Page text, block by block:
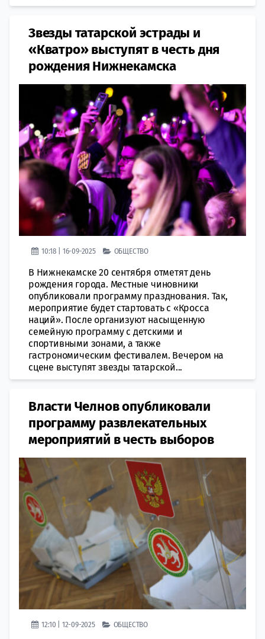
Звезды татарской эстрады и
«Кватро» выступят в честь дня
рождения Нижнекамска
10:18 | 16-09-2025 ОБЩЕСТВО
В Нижнекамске 20 сентября отметят день
рождения города. Местные чиновники
опубликовали программу празднования. Так,
мероприятие будет стартовать с «Кросса
наций». После организуют насыщенную
семейную программу с детскими и
спортивными зонами, а также
гастрономическим фестивалем. Вечером на
сцене выступят звезды татарской...
Власти Челнов опубликовали
программу развлекательных
мероприятий в честь выборов
12:10 | 12-09-2025 ОБЩЕСТВО